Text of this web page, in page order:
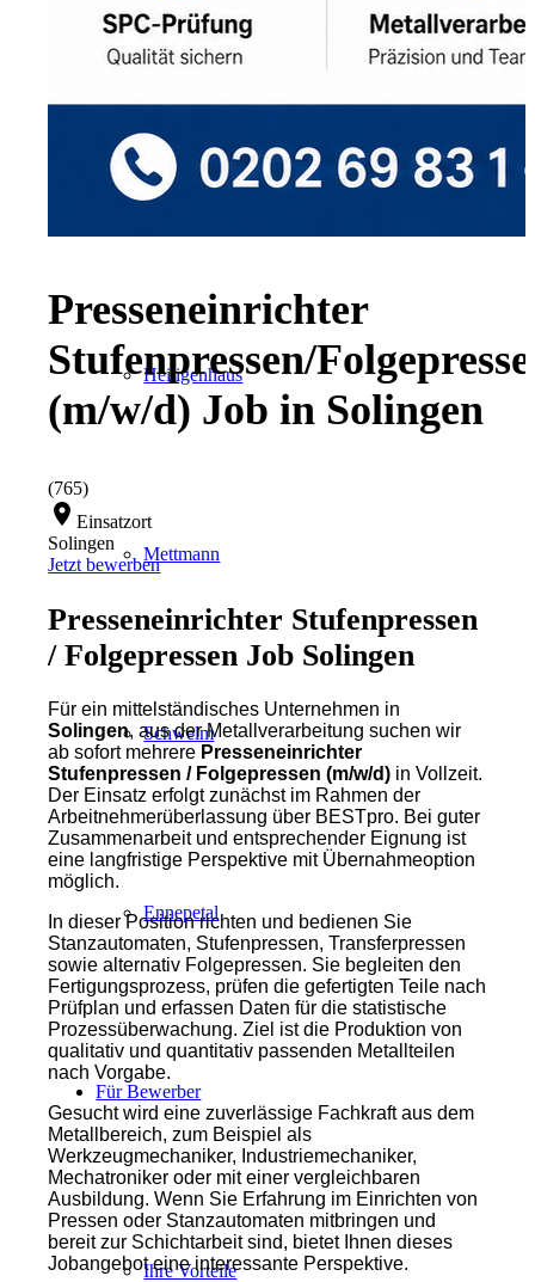
Radevormwald
Hilden
Heiligenhaus
Mettmann
Schwelm
Ennepetal
Für Bewerber
Ihre Vorteile
Presseneinrichter
Stufenpressen/
(m/w/d) Job in Solingen
(765)
location_onEinsatzort
Solingen
Jetzt bewerben
Presseneinrichter Stufenpressen
/ Folgepressen Job Solingen
Für ein mittelständisches Unternehmen in
Solingen, aus der Metallverarbeitung suchen wir
ab sofort mehrere Presseneinrichter
Stufenpressen / Folgepressen (m/w/d) in Vollzeit.
Der Einsatz erfolgt zunächst im Rahmen der
Arbeitnehmerüberlassung über BESTpro. Bei guter
Zusammenarbeit und entsprechender Eignung ist
eine langfristige Perspektive mit Übernahmeoption
möglich.
In dieser Position richten und bedienen Sie
Stanzautomaten, Stufenpressen, Transferpressen
sowie alternativ Folgepressen. Sie begleiten den
Fertigungsprozess, prüfen die gefertigten Teile nach
Prüfplan und erfassen Daten für die statistische
Prozessüberwachung. Ziel ist die Produktion von
qualitativ und quantitativ passenden Metallteilen
nach Vorgabe.
Gesucht wird eine zuverlässige Fachkraft aus dem
Metallbereich, zum Beispiel als
Werkzeugmechaniker, Industriemechaniker,
Mechatroniker oder mit einer vergleichbaren
Ausbildung. Wenn Sie Erfahrung im Einrichten von
Pressen oder Stanzautomaten mitbringen und
bereit zur Schichtarbeit sind, bietet Ihnen dieses
Jobangebot eine interessante Perspektive.